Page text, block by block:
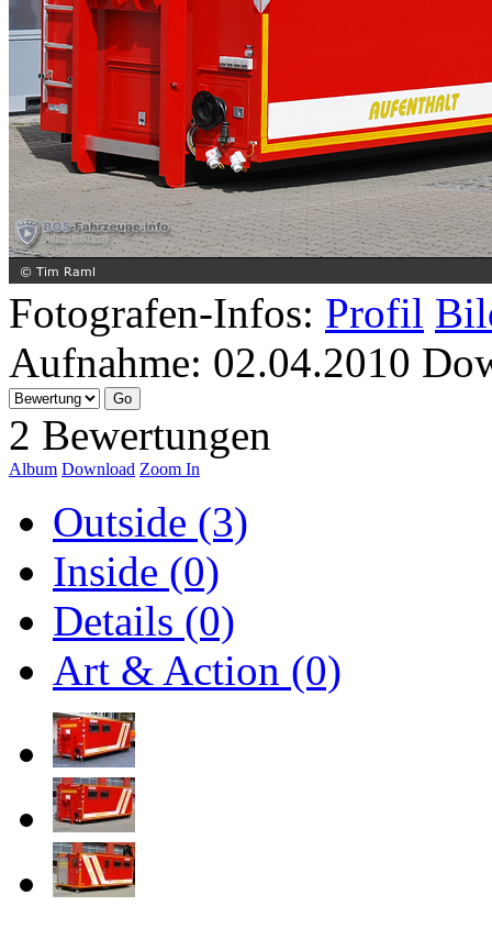
Fotografen-Infos: Profil
Aufnahme: 02.04.2010
2 Bewertungen
Album Download Zoom In
Outside (3)
Inside (0)
Details (0)
Art & Action (0)